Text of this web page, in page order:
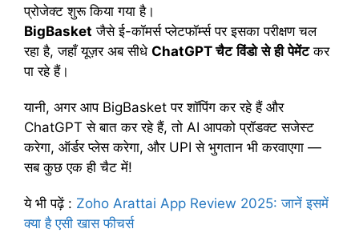
प्रोजेक्ट शुरू किया गया है।
BigBasket जैसे ई-कॉमर्स प्लेटफॉर्म्स पर इसका परीक्षण चल
रहा है, जहाँ यूज़र अब सीधे ChatGPTचैट विंडो से ही पेमेंटकर
पा रहे हैं।
यानी, अगर आप BigBasket पर शॉपिंग कर रहे हैं और
ChatGPT से बात कर रहे हैं, तो AI आपको प्रॉडक्ट सजेस्ट
करेगा, ऑर्डर प्लेस करेगा, और UPI से भुगतान भी करवाएगा —
सब कुछ एक ही चैट में!
ये भी पढ़ें: Zoho Arattai App Review 2025: जानें इसमें
क्या है एसी खास फीचर्स